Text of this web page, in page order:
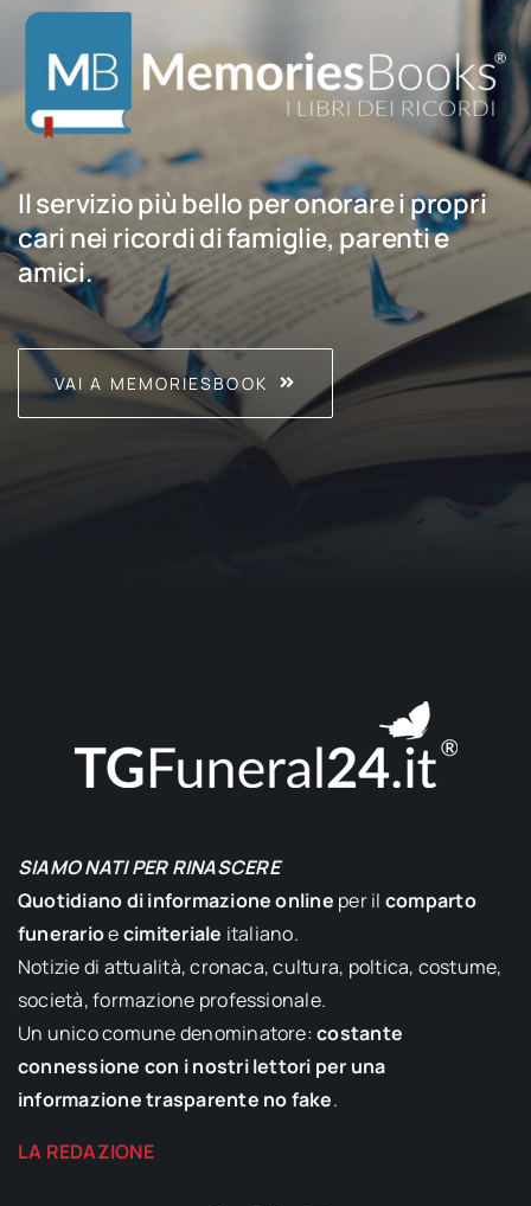
Il servizio più bello per onorare i propri
cari nei ricordi di famiglie, parenti e
amici.
VAI A MEMORIESBOOK
SIAMO NATI PER RINASCERE
Quotidiano di informazione online per il comparto
funerarioecimiteriale italiano.
Notizie di attualità, cronaca, cultura, poltica, costume,
società, formazione professionale.
Un unico comune denominatore:costante
connessione con i nostri lettori per una
informazione trasparente no fake.
LA REDAZIONE